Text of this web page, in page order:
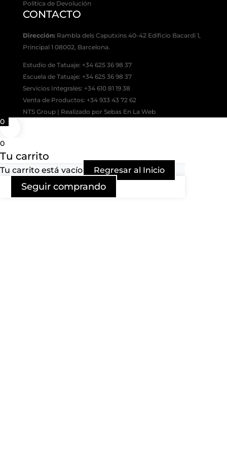
Política de Devolución
CONTACTO
Dirección:Rambla dels Caputxins 40-42 Edificio Bacardi 1,
Principal 1 08002, Barcelona.
Estudio de Tatuaje: +34 625 36 98 37
Escuela de Tatuaje: +34 625 36 98 37
Servicios Integrales: +34 610 81 19 38
Venta de Productos: +34 933 43 72 62
NTS Group | Realizado por Sebas En La Web
0
0
Tu carrito
Tu carrito está vacío Regresar al Inicio
Seguir comprando